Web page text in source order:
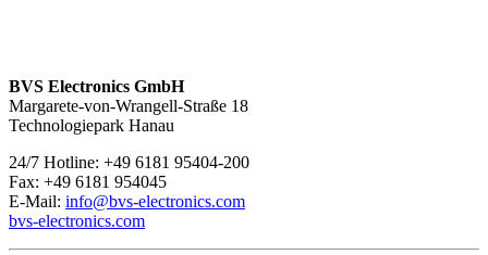
BVS Electronics GmbH
Margarete-von-Wrangell-Straße 18
Technologiepark Hanau
24/7 Hotline: +49 6181 95404-200
Fax: +49 6181 954045
E-Mail: info@bvs-electronics.com
bvs-electronics.com